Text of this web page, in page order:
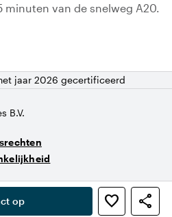
op favorite_border shareperson
,
minuten van de snelweg A20.
jaar 2026 gecertificeerd
B.V.